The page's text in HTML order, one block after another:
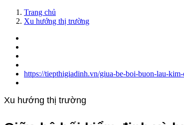
Trang chủ
Xu hướng thị trường
https://tiepthigiadinh.vn/giua-be-boi-buon-lau-
Xu hướng thị trường